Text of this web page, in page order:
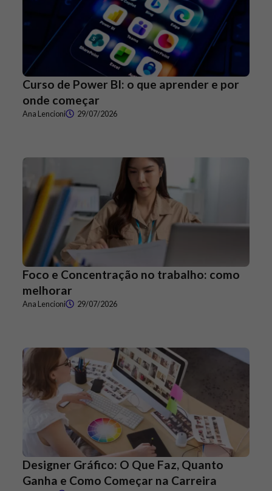
Curso de Power BI: o que aprender e por
onde começar
Ana Lencioni 29/07/2026
Foco e Concentração no trabalho: como
melhorar
Ana Lencioni 29/07/2026
Designer Gráfico: O Que Faz, Quanto
Ganha e Como Começar na Carreira